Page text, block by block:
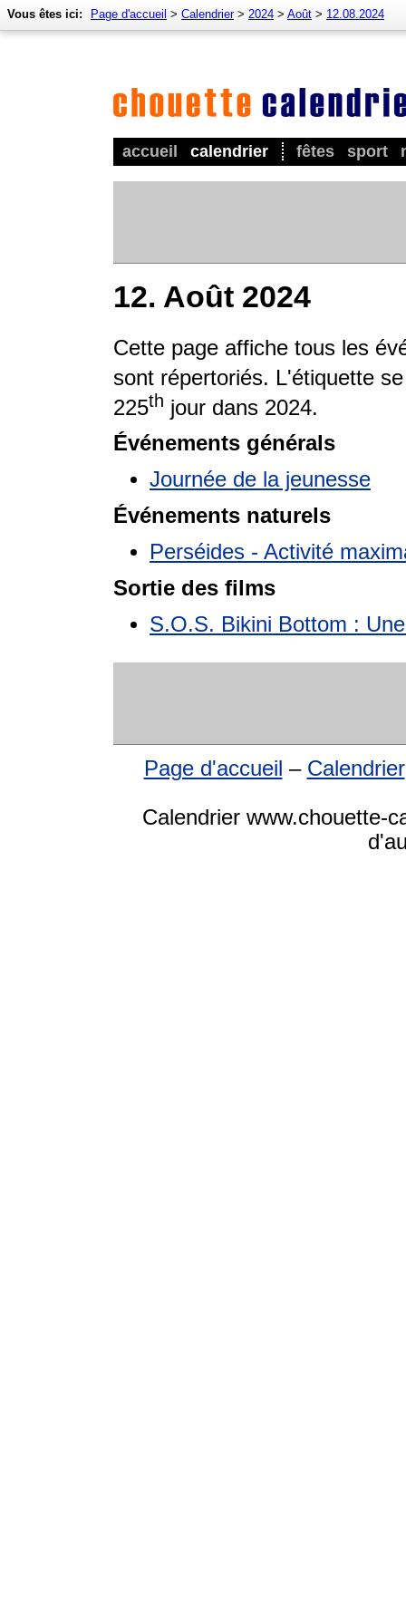
accueil calendrier fêtes sport
Vous êtes ici: Page d'accueil > Calendrier> 2024 > Août > 12.08.2024
12. Août 2024
Cette page affiche tous les
sont répertoriés. L'étiquette
225th jour dans 2024.
Événements générals
Journée de la jeunesse
Événements naturels
Perséides - Activité
Sortie des films
S.O.S. Bikini Bottom :
Page d'accueil – Calendrier
Calendrier www.chouette-